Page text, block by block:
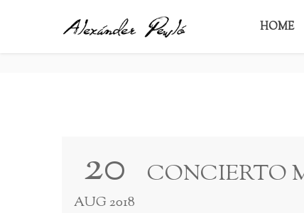
HOME
CONCIERTO MÚSICA
20
AUG 2018
CONCIERTO